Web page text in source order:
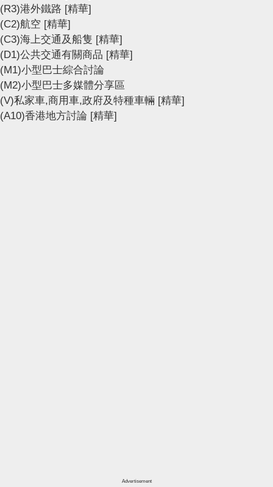
(R3)港外鐵路 [精華]
(C2)航空 [精華]
(C3)海上交通及船隻 [精華]
(D1)公共交通有關商品 [精華]
(M1)小型巴士綜合討論
(M2)小型巴士多媒體分享區
(V)私家車,商用車,政府及特種車輛 [精華]
(A10)香港地方討論 [精華]
Advertisement